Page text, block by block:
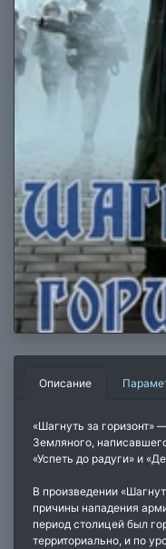
Описание
«Шагнуть за горизонт»
Земляного,
«Успеть до радуги» и
В произведении
причины нападения
период столицей был
территориально, и по